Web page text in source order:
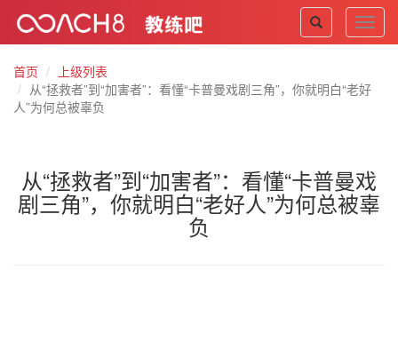
首页
上级列表
从“拯救者”到“加害者”：看懂“卡普曼戏剧三角”，你就明白“老好
人”为何总被辜负
从“拯救者”到“加害者”：看懂“卡普曼戏
剧三角”，你就明白“老好人”为何总被辜
负